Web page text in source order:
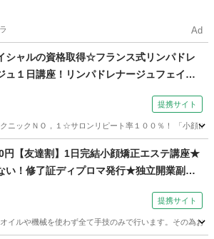
Ad
シャルの資格取得☆フランス式リンパドレ
ュ１日講座！リンパドレナージュフェイシ
ションアカデミー 千葉・柏校）
提携サイト
ニックＮＯ，１☆サロンリピート率１００％！ 「小顔に
円【友達割】1日完結小顔矯正エステ講座★
い！修了証ディプロマ発行★独立開業副業
提携サイト
オイルや機械を使わず全て手技のみで行います。その為